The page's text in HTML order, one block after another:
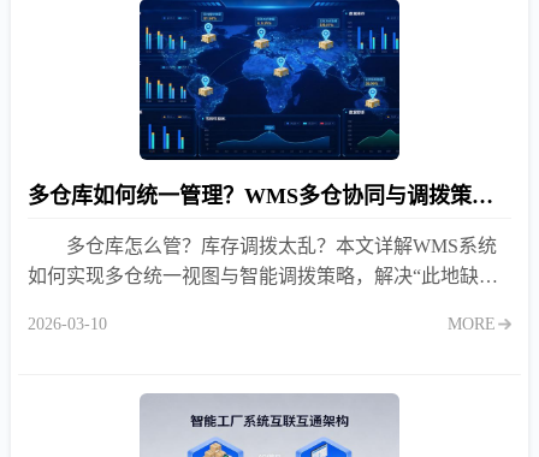
多仓库如何统一管理？WMS多仓协同与调拨策略详解
多仓库怎么管？库存调拨太乱？本文详解WMS系统
如何实现多仓统一视图与智能调拨策略，解决“此地缺货
上。
2026-03-10 MORE